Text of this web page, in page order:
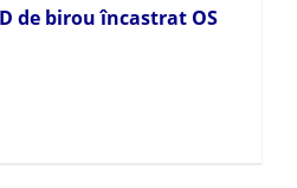
de birou încastrat OS